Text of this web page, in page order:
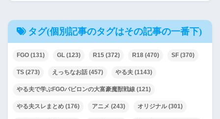
タグ(個別記事のタグはその記事の一番下)
FGO (131) GL (123) R15 (372) R18 (470) SF (370)
TS (273) えっちなお話 (457) やる夫 (1143)
やる夫で学ぶFGOバビロンの大富豪魔獣戦線 (121)
やる夫スレまとめ (176) アニメ (243) オリジナル(301)